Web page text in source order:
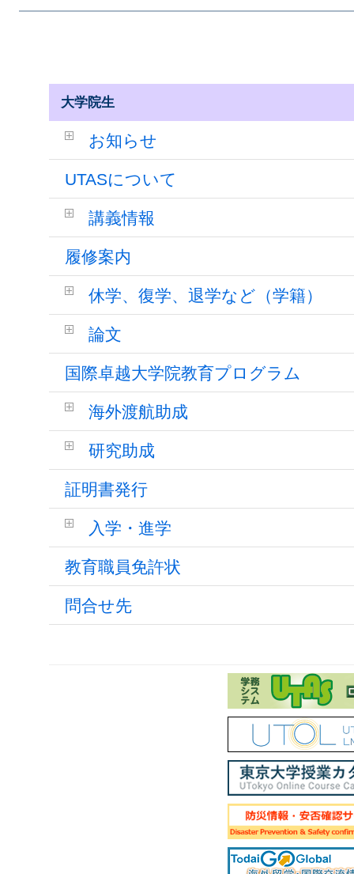
大学院生
お知らせ
UTASについて
講義情報
履修案内
休学、復学、退学など（学籍）
論文
国際卓越大学院教育プログラム
海外渡航助成
研究助成
証明書発行
入学・進学
教育職員免許状
問合せ先